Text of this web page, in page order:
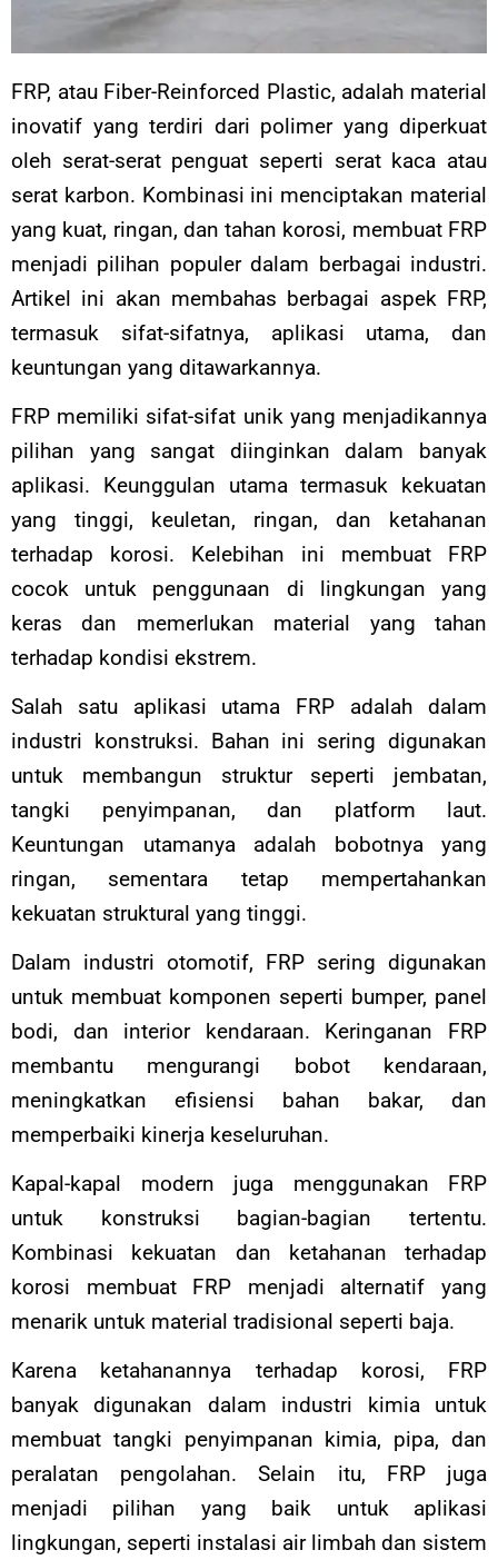
FRP, atau Fiber-Reinforced Plastic, adalah material
inovatif yang terdiri dari polimer yang diperkuat
oleh serat-serat penguat seperti serat kaca atau
serat karbon. Kombinasi ini menciptakan material
yang kuat, ringan, dan tahan korosi, membuat FRP
menjadi pilihan populer dalam berbagai industri.
Artikel ini akan membahas berbagai aspek FRP,
termasuk sifat-sifatnya, aplikasi utama, dan
keuntungan yang ditawarkannya.
FRP memiliki sifat-sifat unik yang menjadikannya
pilihan yang sangat diinginkan dalam banyak
aplikasi. Keunggulan utama termasuk kekuatan
yang tinggi, keuletan, ringan, dan ketahanan
terhadap korosi. Kelebihan ini membuat FRP
cocok untuk penggunaan di lingkungan yang
keras dan memerlukan material yang tahan
terhadap kondisi ekstrem.
Salah satu aplikasi utama FRP adalah dalam
industri konstruksi. Bahan ini sering digunakan
untuk membangun struktur seperti jembatan,
tangki penyimpanan, dan platform laut.
Keuntungan utamanya adalah bobotnya yang
ringan, sementara tetap mempertahankan
kekuatan struktural yang tinggi.
Dalam industri otomotif, FRP sering digunakan
untuk membuat komponen seperti bumper, panel
bodi, dan interior kendaraan. Keringanan FRP
membantu mengurangi bobot kendaraan,
meningkatkan efisiensi bahan bakar, dan
memperbaiki kinerja keseluruhan.
Kapal-kapal modern juga menggunakan FRP
untuk konstruksi bagian-bagian tertentu.
Kombinasi kekuatan dan ketahanan terhadap
korosi membuat FRP menjadi alternatif yang
menarik untuk material tradisional seperti baja.
Karena ketahanannya terhadap korosi, FRP
banyak digunakan dalam industri kimia untuk
membuat tangki penyimpanan kimia, pipa, dan
peralatan pengolahan. Selain itu, FRP juga
menjadi pilihan yang baik untuk aplikasi
lingkungan, seperti instalasi air limbah dan sistem